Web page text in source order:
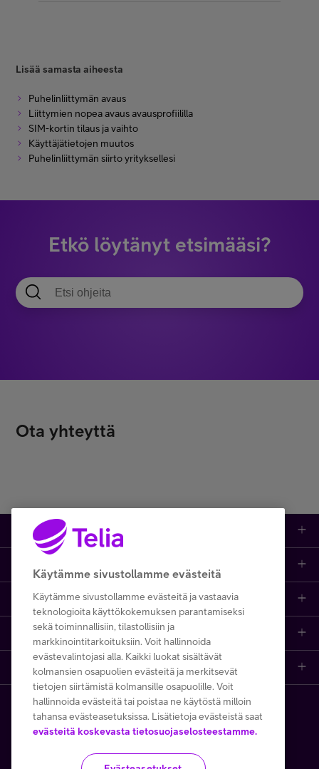
Lisää samasta aiheesta
Puhelinliittymän avaus
Liittymien nopea avaus avausprofiililla
SIM-kortin tilaus ja vaihto
Käyttäjätietojen muutos
Puhelinliittymän siirto yrityksellesi
Etkö löytänyt etsimääsi?
Ota yhteyttä
Tuotteet
IT-palvelut
Yrittäjän palvelut
Julkishallinnolle
Wholesale
Etusivu
Yhteystiedot
Paikalliset yritysmyyjät
Viat ja häiriöt
Opi ja inspiroidu
Kaikki sisällöt
Artikkelit
Referenssit
Asiakasvinkit
Telia
Telia
Telia Cygate
Telia Finland
Telia yrityksenä
Vastuullisuus
Copyright Telia Company 2026
Kaikki hinnat ALV 0 %
Käytämme sivustollamme evästeitä
Käytämme sivustollamme evästeitä ja vastaavia
teknologioita käyttökokemuksen parantamiseksi
sekä toiminnallisiin, tilastollisiin ja
markkinointitarkoituksiin. Voit hallinnoida
evästevalintojasi alla. Kaikki luokat sisältävät
kolmansien osapuolien evästeitä ja merkitsevät
tietojen siirtämistä kolmansille osapuolille. Voit
hallinnoida evästeitä tai poistaa ne käytöstä milloin
tahansa evästeasetuksissa. Lisätietoja evästeistä saat
evästeitä koskevasta tietosuojaselosteestamme.